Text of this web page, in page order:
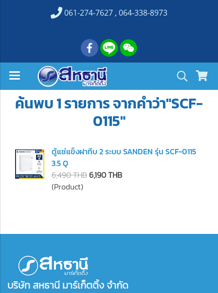
061-274-7627 , 064-338-8973
ค้นพบ 1 รายการ จากคำว่า"SCF-
0115"
ตู้แช่แข็งฝาทึบ 2 ระบบ SANDEN รุ่น SCF-0115
3.5 Q
6,490 THB6,190 THB
(Product)
บริษัท สหธานี มาร์เก็ตติ้ง จำกัด